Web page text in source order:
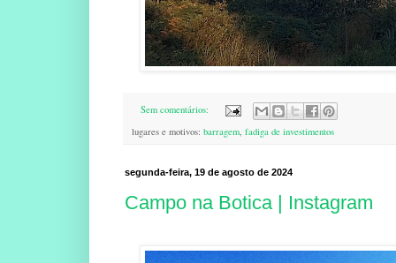
Sem comentários:
lugares e motivos: barragem, fadiga de investimentos
segunda-feira, 19 de agosto de 2024
Campo na Botica | Instagram